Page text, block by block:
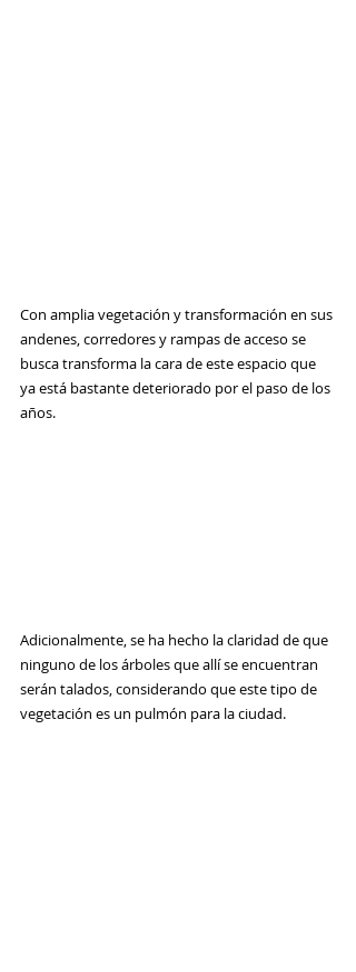
Con amplia vegetación y transformación en sus
andenes, corredores y rampas de acceso se
busca transforma la cara de este espacio que
ya está bastante deteriorado por el paso de los
años.
Adicionalmente, se ha hecho la claridad de que
ninguno de los árboles que allí se encuentran
serán talados, considerando que este tipo de
vegetación es un pulmón para la ciudad.